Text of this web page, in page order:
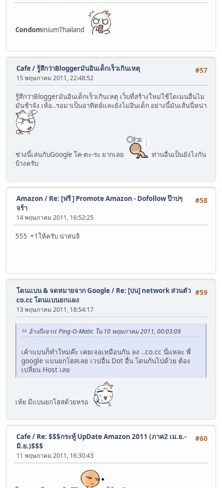
CondominiumThailand
#57
Cafe/รู้สึกว่าBloggerมันอินเด็กเร็วเกินเหตุ
15 พฤษภาคม 2011, 22:48:52
รู้สึกว่าBloggerมันอินเด็กเร็วเกินเหตุ เว็บที่สร้างใหม่ใช้โดเมนอื่นไม
มันช้าจัง เห้อ..รอมาเป็นอาทิตย์และยังไม่อินเด็ก อย่างนี้มันเส้นนี่หน่า
ช่วงนี้เล่นกับGoogle โค-ตะ-ระ ยากเลย
ท่านอื่นเป็นยังไงกัน
บ้างครับ
#58
Amazon / Re: [ฟรี ] Promote Amazon - Dofollow ป๊าปๆ
จร้า
14 พฤษภาคม 2011, 16:52:25
555 +1ให้ครับ น่าสนจิ
#59
โดนแบน & จดหมายจาก Google/ Re: [บ่น] network ส่วนตัว
co.cc โดนแบนยกแผง
13 พฤษภาคม 2011, 18:54:17
อ้างถึงจาก: Ping-O-Matic ใน 10 พฤษภาคม 2011, 00:03:09
เค้าแบนก็ทำใหม่ค๊ะ เคยเจอเหมือนกัน ลง ..co.cc นี่แหละ พี่
google แบนยกโฮสเลย เวปอื่น Dot อื่น โดนกันไปด้วย ต้อง
เปลี่ยน Host เลย
เห้ย มีแบนยกโฮสด้วยหรอ
#60
Cafe/ Re: $$$กระทู้ UpDate Amazon 2011 (ภาค2 เม.ย.-
มิ.ย.)$$$
11 พฤษภาคม 2011, 16:30:43